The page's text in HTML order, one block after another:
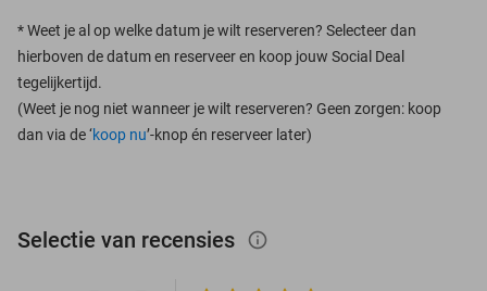
*Weet je al op welke datum je wilt reserveren? Selecteer dan
hierboven de datum en reserveer en koop jouw Social Deal
tegelijkertijd.
(Weet je nog niet wanneer je wilt reserveren? Geen zorgen: koop
dan via de ‘koop nu’-knop én reserveer later)
Selectie van recensies info_outlined